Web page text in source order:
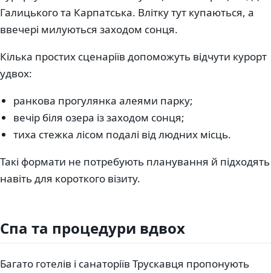
Галицького та Карпатська. Влітку тут купаються, а
ввечері милуються заходом сонця.
Кілька простих сценаріїв допоможуть відчути курорт
удвох:
ранкова прогулянка алеями парку;
вечір біля озера із заходом сонця;
тиха стежка лісом подалі від людних місць.
Такі формати не потребують планування й підходять
навіть для короткого візиту.
Спа та процедури вдвох
Багато готелів і санаторіїв Трускавця пропонують